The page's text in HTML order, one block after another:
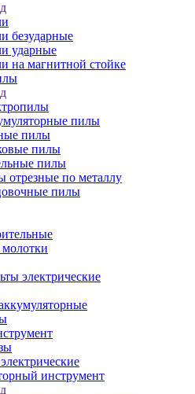
безударные
ударные
на магнитной стойке
пилы
пилы
пилы
пилы
отрезные по металлу
пилы
электрические
инструмент